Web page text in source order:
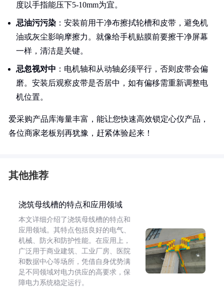
度以手指能压下5-10mm为宜。
忌油污污染 ：安装前用干净布擦拭轮槽和皮带，避免机
油或灰尘影响摩擦力。就像给手机贴膜前要擦干净屏幕
一样，清洁是关键。
忌忽视对中 ：电机轴和从动轴必须平行，否则皮带会偏
磨。安装后观察皮带是否居中，如有偏移需重新调整电
机位置。
爱采购产品库海量丰富，能让您快速高效锁定心仪产品，
各位商家老板别再犹豫，赶紧体验起来！
其他推荐
浇筑母线槽的特点和应用领域
本文详细介绍了浇筑母线槽的特点和
应用领域。其特点包括良好的电气、
机械、防火和防护性能。在应用上，
广泛用于商业建筑、工业厂房、医院
和数据中心等场所，凭借自身优势满
足不同领域对电力供应的高要求，保
障电力系统稳定运行。